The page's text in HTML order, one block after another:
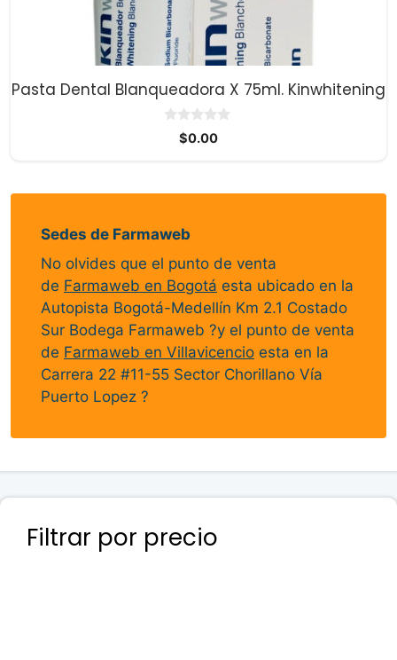
Pasta Dental Blanqueadora X 75ml. Kinwhitening
$0.00
Sedes de Farmaweb
No olvides que el punto de venta
de Farmaweb en Bogotá esta ubicado en la
Autopista Bogotá-Medellín Km 2.1 Costado
Sur Bodega Farmaweb ?y el punto de venta
de Farmaweb en Villavicencio esta en la
Carrera 22 #11-55 Sector Chorillano Vía
Puerto Lopez ?
Filtrar por precio